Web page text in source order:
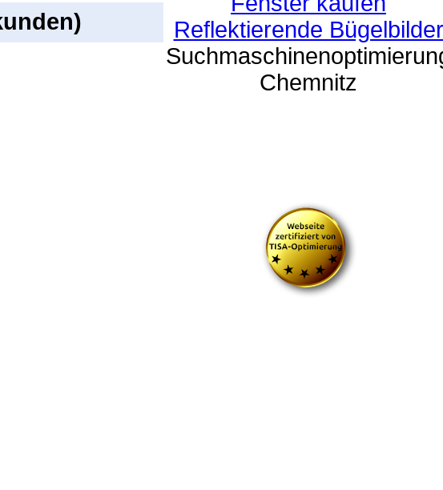
Reflektierende Bügelbilder
Chemnitz